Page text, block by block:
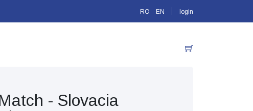
RO EN login
- Slovacia